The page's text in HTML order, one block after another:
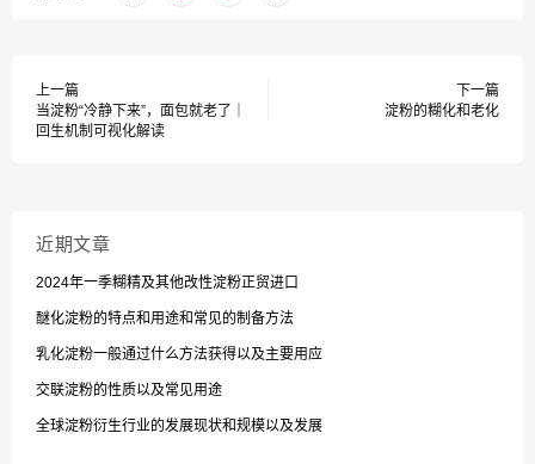
上一篇
当淀粉“冷静下来”，面包就老了｜
回生机制可视化解读
下一篇
淀粉的糊化和老化
近期文章
2024年一季糊精及其他改性淀粉正贸进口
醚化淀粉的特点和用途和常见的制备方法
乳化淀粉一般通过什么方法获得以及主要用应
交联淀粉的性质以及常见用途
全球淀粉衍生行业的发展现状和规模以及发展